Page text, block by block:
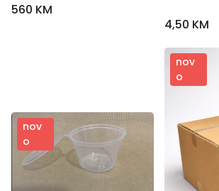
560 KM
4,50 KM
nov
o
nov
o